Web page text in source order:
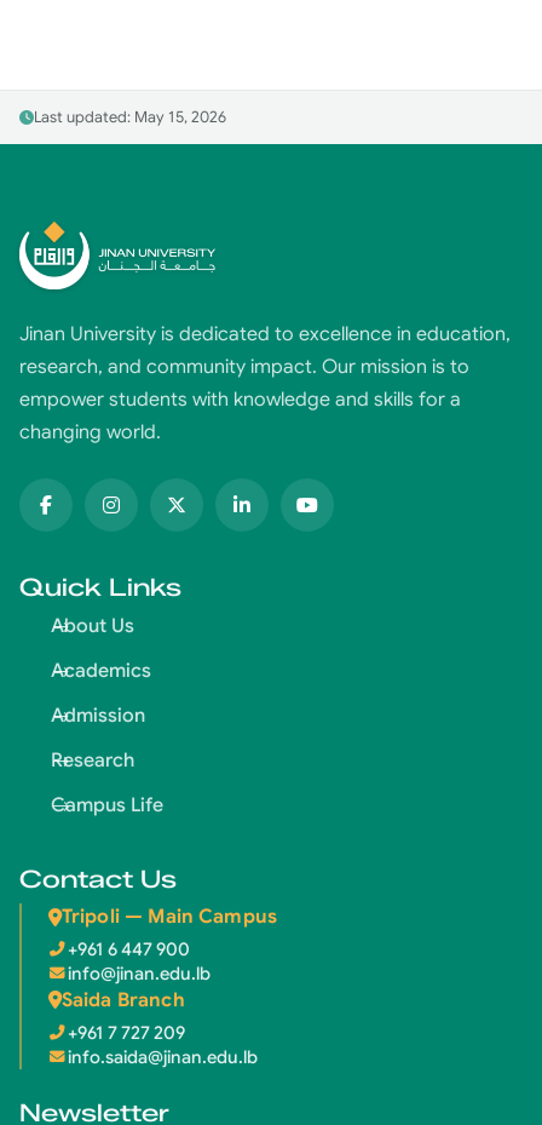
Last updated: May 15, 2026
Jinan University is dedicated to excellence in education,
research, and community impact. Our mission is to
empower students with knowledge and skills for a
changing world.
Quick Links
About Us
Academics
Admission
Research
Campus Life
Contact Us
Tripoli — Main Campus
+961 6 447 900
info@jinan.edu.lb
Saida Branch
+961 7 727 209
info.saida@jinan.edu.lb
Newsletter